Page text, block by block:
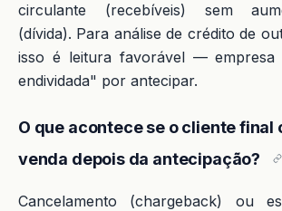
circulante (recebíveis) sem
(dívida). Para análise de crédito de
isso é leitura favorável — empresa
endividada" por antecipar.
O que acontece se o cliente final
venda depois da antecipação?
Cancelamento (chargeback) ou